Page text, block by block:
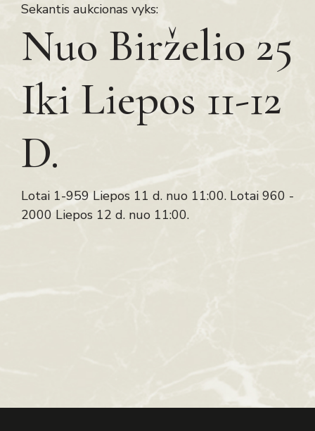
Sekantis aukcionas vyks:
Nuo Birželio 25
Iki Liepos 11-12
D.
Lotai 1-959 Liepos 11 d. nuo 11:00. Lotai 960 -
2000 Liepos 12 d. nuo 11:00.